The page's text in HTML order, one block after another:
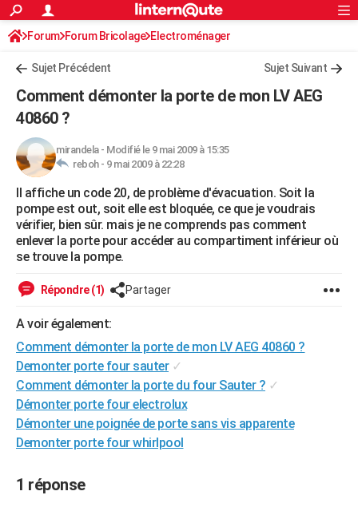
ACTUALITÉS
Politique
Société
Faits Divers
Education
Monde
Villes
+
Programme TV
TNTStreaming
Cinéma
Sorties cinéma
Musique
FINANCE
Retraite
Impôts
Epargne
Immobilier
Risques naturels par ville
Banque
Assurance
Crédit
AUTO
Essais
Réserver un essai
Citadines
Berlines
SUV
Forum auto
HIGH-TECH
Mobiles
Meilleur smartphone
Internet
Ordinateurs
Jeux vidéo
Guide high-tech
+BRICOLAGE
Forum
Aménagement intérieur
Extérieur
Cuisine
Salle de bains
Jardinage
Rangement
WEEK-END
LIFESTYLE
Alimentation
Guide de la santé
Maladies
Médicaments
Sommeil
VOYAGE
Destinations
City break
Voyage nature
Voyage de noces
Forum
Climat
+PHOTO
GUIDES D'ACHAT
BONS PLANS
S'inscrire
Connexion
Forum Forum Bricolage Electroménager
Sujet Précédent Sujet Suivant
Comment démonter la porte de mon LV AEG
40860 ?
mirandela- Modifié le 9 mai 2009 à 15:35
reboh - 9 mai 2009 à 22:28
Il affiche un code 20, de problème d'évacuation. Soit la
pompe est out, soit elle est bloquée, ce que je voudrais
vérifier, bien sûr. mais je ne comprends pas comment
enlever la porte pour accéder au compartiment inférieur où
se trouve la pompe.
Répondre (1) Partager
A voir également:
Comment démonter la porte de mon LV AEG 40860 ?
Demonter porte four sauter ✓
Comment démonter la porte du four Sauter ? ✓
Démonter porte four electrolux
Démonter une poignée de porte sans vis apparente
Demonter porte four whirlpool
1 réponse